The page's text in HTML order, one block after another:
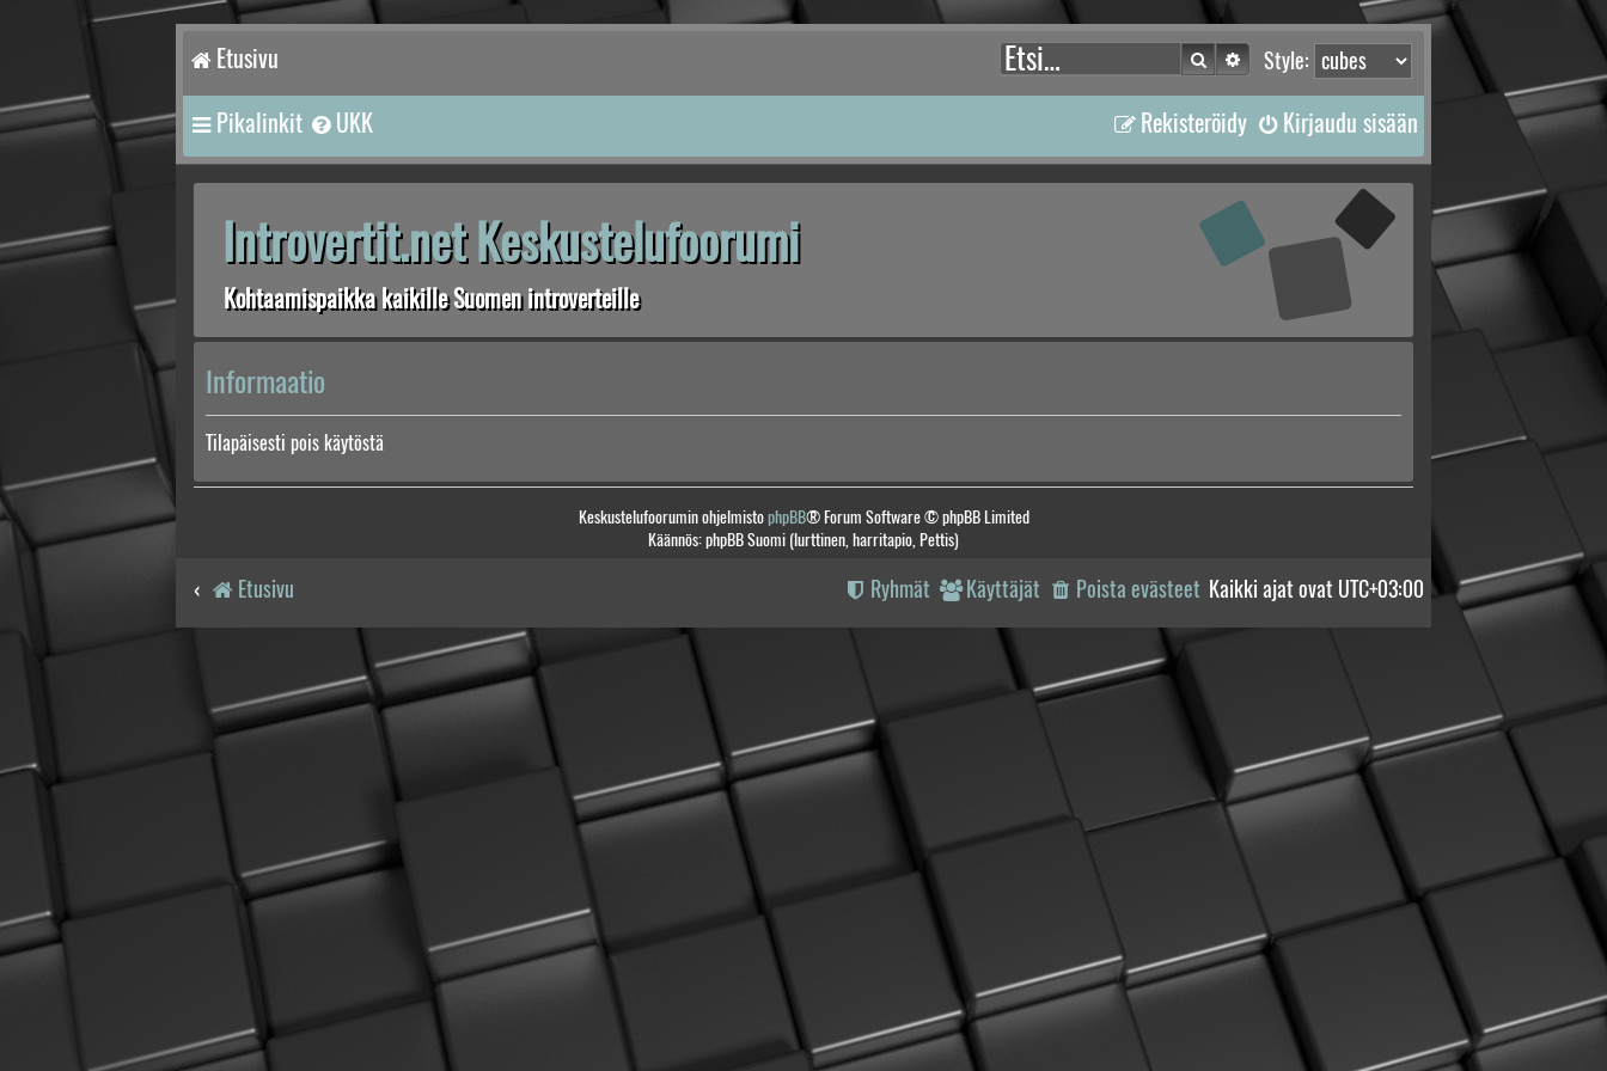
Etusivu Style:
Etsi Tarkennettu haku
Pikalinkit UKK Kirjaudu sisään
Rekisteröidy
Introvertit.net Keskustelufoorumi
Kohtaamispaikka kaikille Suomen introverteille
Informaatio
Tilapäisesti pois käytöstä
Keskustelufoorumin ohjelmistophpBB® Forum Software © phpBB Limited
Käännös: phpBB Suomi (lurttinen, harritapio, Pettis)
Etusivu Kaikki ajat ovat UTC+03:00
Poista evästeet
Käyttäjät
Ryhmät